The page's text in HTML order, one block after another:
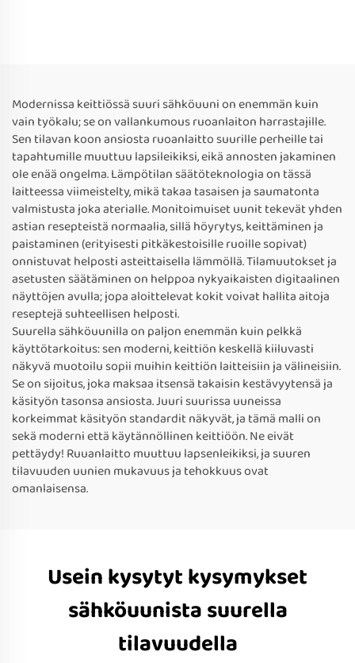
Modernissa keittiössä suuri sähköuuni on enemmän kuin
vain työkalu; se on vallankumous ruoanlaiton harrastajille.
Sen tilavan koon ansiosta ruoanlaitto suurille perheille tai
tapahtumille muuttuu lapsileikiksi, eikä annosten jakaminen
ole enää ongelma. Lämpötilan säätöteknologia on tässä
laitteessa viimeistelty, mikä takaa tasaisen ja saumatonta
valmistusta joka aterialle. Monitoimuiset uunit tekevät yhden
astian resepteistä normaalia, sillä höyrytys, keittäminen ja
paistaminen (erityisesti pitkäkestoisille ruoille sopivat)
onnistuvat helposti asteittaisella lämmöllä. Tilamuutokset ja
asetusten säätäminen on helppoa nykyaikaisten digitaalinen
näyttöjen avulla; jopa aloittelevat kokit voivat hallita aitoja
reseptejä suhteellisen helposti.
Suurella sähköuunilla on paljon enemmän kuin pelkkä
käyttötarkoitus: sen moderni, keittiön keskellä kiiluvasti
näkyvä muotoilu sopii muihin keittiön laitteisiin ja välineisiin.
Se on sijoitus, joka maksaa itsensä takaisin kestävyytensä ja
käsityön tasonsa ansiosta. Juuri suurissa uuneissa
korkeimmat käsityön standardit näkyvät, ja tämä malli on
sekä moderni että käytännöllinen keittiöön. Ne eivät
pettäydy! Ruuanlaitto muuttuu lapsenleikiksi, ja suuren
tilavuuden uunien mukavuus ja tehokkuus ovat
omanlaisensa.
Usein kysytyt kysymykset
sähköuunista suurella
tilavuudella